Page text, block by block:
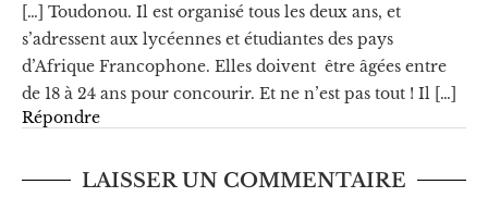
[…] Toudonou. Il est organisé tous les deux ans, et
s’adressent aux lycéennes et étudiantes des pays
d’Afrique Francophone. Elles doivent être âgées entre
de 18 à 24 ans pour concourir. Et ne n’est pas tout ! Il […]
Répondre
LAISSER UN COMMENTAIRE